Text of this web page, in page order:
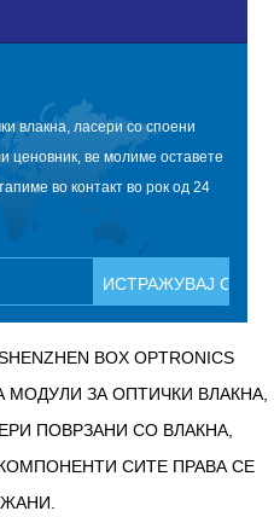
влакна, ласери со споени
ценовник, ве молиме оставете
во контакт во рок од 24
BOX OPTRONICS
МОДУЛИ ЗА ОПТИЧКИ ВЛАКНА,
ПОВРЗАНИ СО ВЛАКНА,
СИТЕ ПРАВА СЕ